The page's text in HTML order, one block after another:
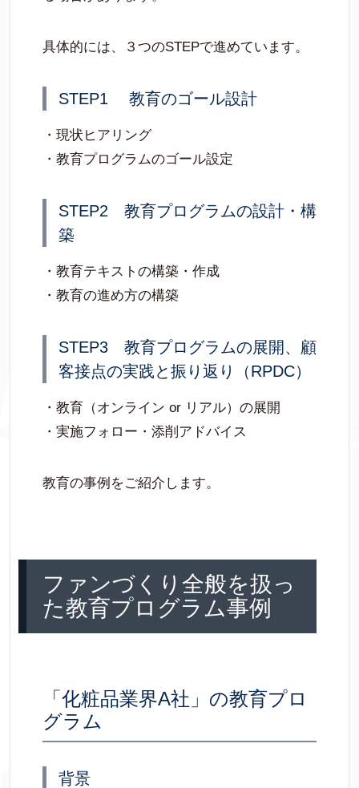
具体的には、３つのSTEPで進めています。
STEP1 教育のゴール設計
・現状ヒアリング
・教育プログラムのゴール設定
STEP2 教育プログラムの設計・構
築
・教育テキストの構築・作成
・教育の進め方の構築
STEP3 教育プログラムの展開、顧
客接点の実践と振り返り（RPDC）
・教育（オンライン or リアル）の展開
・実施フォロー・添削アドバイス
教育の事例をご紹介します。
ファンづくり全般を扱っ
た教育プログラム事例
「化粧品業界A社」の教育プロ
グラム
背景